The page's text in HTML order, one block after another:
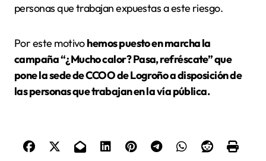
personas que trabajan expuestas a este riesgo.
Por este motivohemos puesto en marcha la
campaña “¿Mucho calor? Pasa, refréscate” que
pone la sede de CCOO de Logroño a disposición de
las personas que trabajan en la vía pública.